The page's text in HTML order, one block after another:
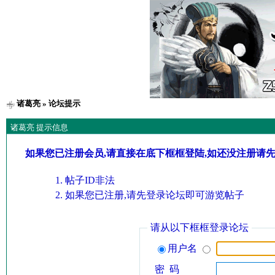
诸葛亮» 论坛提示
诸葛亮 提示信息
如果您已注册会员,请直接在底下框框登陆,如还没注册请
帖子ID非法
如果您已注册,请先登录论坛即可游览帖子
请从以下框框登录论坛
用户名
密 码